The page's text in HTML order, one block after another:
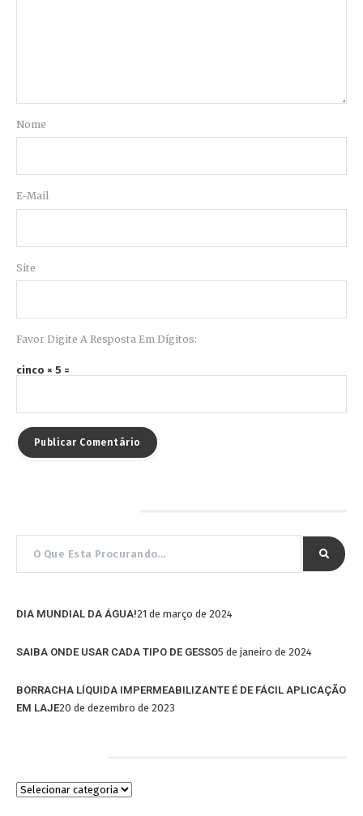
Nome
E-Mail
Site
Favor Digite A Resposta Em Dígitos:
cinco × 5 =
DIA MUNDIAL DA ÁGUA!21 de março de 2024
SAIBA ONDE USAR CADA TIPO DE GESSO5 de janeiro de 2024
BORRACHA LÍQUIDA IMPERMEABILIZANTE É DE FÁCIL APLICAÇÃO
EM LAJE20 de dezembro de 2023